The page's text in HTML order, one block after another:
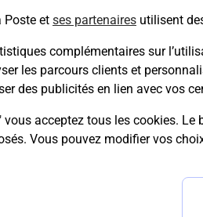
Poste et ses partenaires utilisent
complémentaires sur
les parcours clients et
des publicités en lien avec vos
acceptez tous les cookies.
Vous pouvez modifier vos